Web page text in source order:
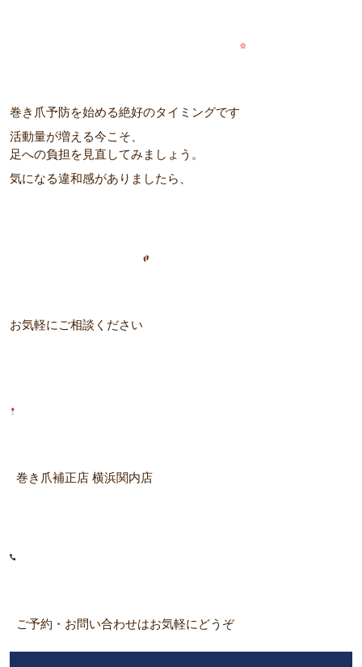
巻き爪予防を始める絶好のタイミングです
活動量が増える今こそ、
足への負担を見直してみましょう。
気になる違和感がありましたら、
お気軽にご相談ください
巻き爪補正店 横浜関内店
ご予約・お問い合わせはお気軽にどうぞ